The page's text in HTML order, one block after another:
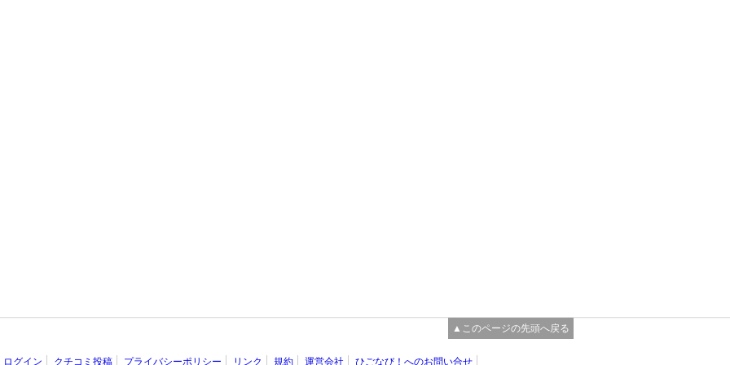
▲このページの先頭へ戻る
ログイン クチコミ投稿 プライバシーポリシー リンク 規約 運営会社 ひごなび！へのお問い合せ